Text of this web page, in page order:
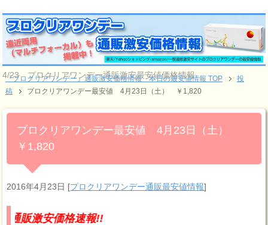
4/23 プロクリアワンデー通販激安最安値価格情報
『プロクリアワンデー』通販激安価格情報 本日の最安値情報 TOP
投
稿
プロクリアワンデー最安値 4月23日（土） ￥1,820
プロクリアワンデー最安値 4月23日（土）
￥1,820
2016年4月23日 [プロクリアワンデー通販最安値情報]
価格速報!!